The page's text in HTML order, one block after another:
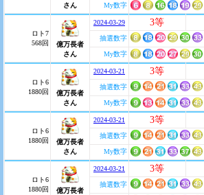
さん
My数字
ロト7
568回
億万長者
さん
2024-03-29 3等
抽選数字
My数字
ロト6
1880回
億万長者
さん
2024-03-21 3等
抽選数字
My数字
ロト6
1880回
億万長者
さん
2024-03-21 3等
抽選数字
My数字
ロト6
1880回
億万長者
2024-03-21 3等
抽選数字